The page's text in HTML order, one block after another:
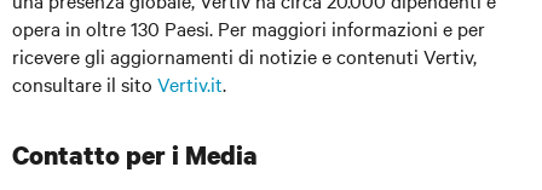
opera in oltre 130 Paesi. Per maggiori informazioni e per
ricevere gli aggiornamenti di notizie e contenuti Vertiv,
consultare il sito Vertiv.it.
Contatto per i Media